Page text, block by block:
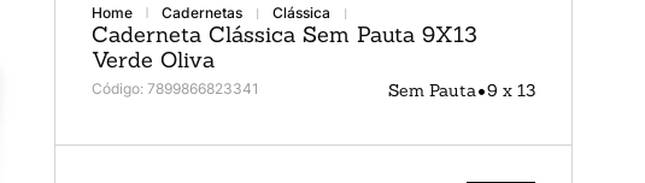
cadernetas clássica
Caderneta Clássica Sem Pauta 9X13
Verde Oliva
Código: 7899866823341 Sem Pauta•9 x 13